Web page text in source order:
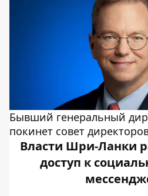
Бывший генеральный
покинет совет
Власти Шри-Ланки
доступ к